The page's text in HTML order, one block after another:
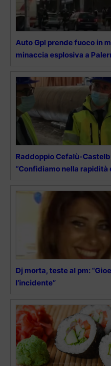
Auto Gpl prende fuoco in
minaccia esplosiva a
Raddoppio Cefalù-
“Confidiamo nella rapidità
Dj morta, teste al pm:
l’incidente”